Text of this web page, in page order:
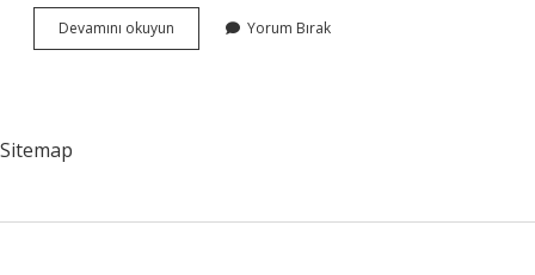
Devamını okuyun Trabzon
Vakfıkebir
Yorum Bırak
Sitemap